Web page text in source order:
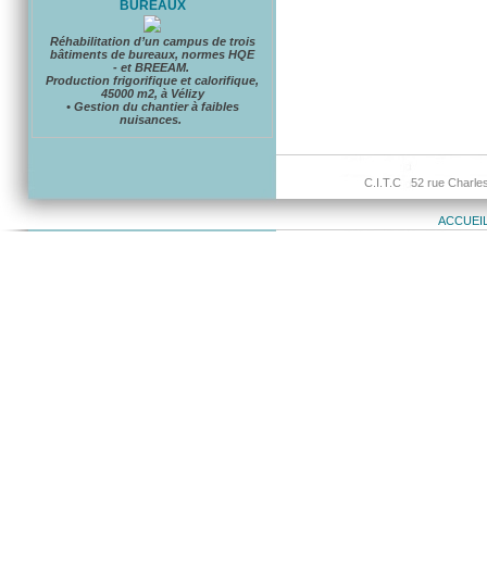
BUREAUX
Réhabilitation d’un campus de trois
bâtiments de bureaux, normes HQE
- et BREEAM.
Production frigorifique et calorifique,
45000 m2, à Vélizy
• Gestion du chantier à faibles
nuisances.
C.I.T.C 52 rue